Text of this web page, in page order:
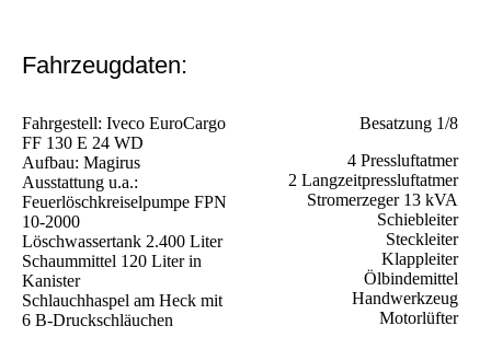
Fahrzeugdaten:
Fahrgestell: Iveco EuroCargo
FF 130 E 24 WD
Aufbau: Magirus
Ausstattung u.a.:
Feuerlöschkreiselpumpe FPN
10-2000
Löschwassertank 2.400 Liter
Schaummittel 120 Liter in
Kanister
Schlauchhaspel am Heck mit
6 B-Druckschläuchen
Besatzung 1/8
4 Pressluftatmer
2 Langzeitpressluftatmer
Stromerzeger 13 kVA
Schiebleiter
Steckleiter
Klappleiter
Ölbindemittel
Handwerkzeug
Motorlüfter